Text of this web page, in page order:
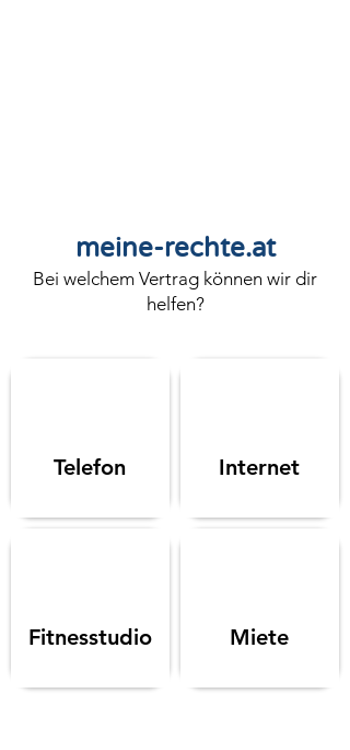
meine-rechte.at
Bei welchem Vertrag können wir dir
helfen?
Telefon
Fitnesstudio
Internet
Miete